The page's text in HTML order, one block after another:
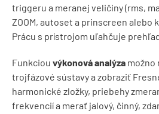
triggeru a meranej veličiny (rms,
ZOOM, autoset a prinscreen alebo
Prácu s prístrojom uľahčuje
Funkciou výkonová analýza možno
trojfázové sústavy a zobraziť
harmonické zložky, priebehy
frekvencií a merať jalový, činný,